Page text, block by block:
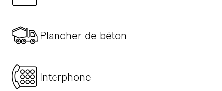
Plancher de béton
Interphone